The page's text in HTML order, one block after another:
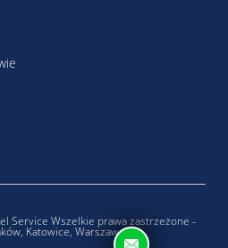
Service Wszelkie prawa zastrzeżone -
Katowice, Warszawa